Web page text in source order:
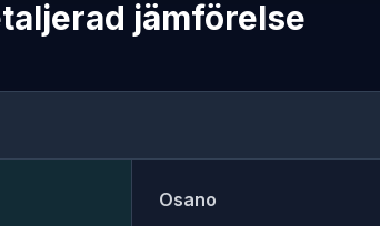
jämförelse
Osano